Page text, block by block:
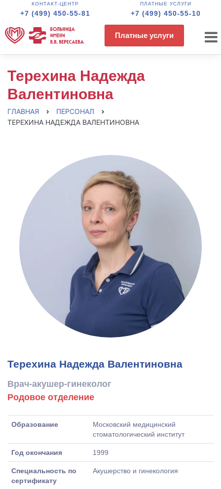
КОНТАКТ-ЦЕНТР
+7 (499) 450-55-81
ПЛАТНЫЕ УСЛУГИ
+7 (499) 450-55-10
Платные услуги
Терехина Надежда
Валентиновна
ГЛАВНАЯ
ПЕРСОНАЛ
ТЕРЕХИНА НАДЕЖДА ВАЛЕНТИНОВНА
Терехина Надежда Валентиновна
Врач-акушер-гинеколог
Родовое отделение
Образование
Московский медицинский
стоматологический институт
Год окончания 1999
Специальность по
сертификату
Акушерство и гинекология